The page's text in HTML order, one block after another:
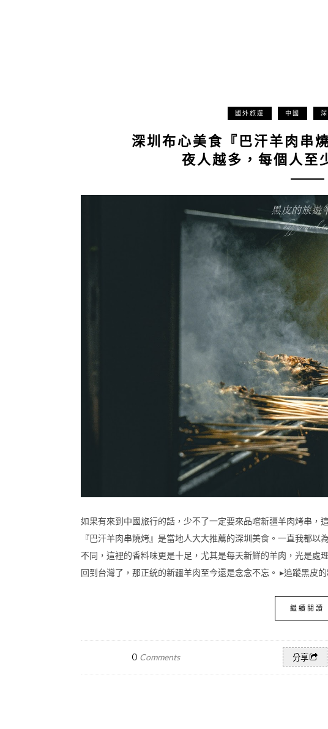
國外旅遊 中國
深圳布心美食『巴汗羊肉串
夜人越多，每個人至
如果有來到中國旅行的話，少不了一定要來品嚐新疆羊肉烤串，
『巴汗羊肉串燒烤』是當地人大大推薦的深圳美食。一直我都
不同，這裡的香料味更是十足，尤其是每天新鮮的羊肉，光是處
回到台灣了，那正統的新疆羊肉至今還是念念不忘。 ▸追蹤黑皮
繼續閱讀
0 Comments 分享